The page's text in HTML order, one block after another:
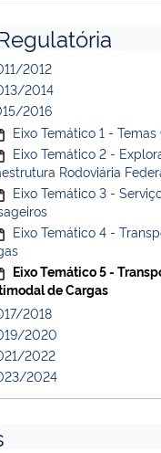
2012
2014
2016
Eixo Temático 1 - Temas
Eixo Temático 2 -
Rodoviária
Eixo Temático 3 -
Eixo Temático 4 -
Eixo Temático 5 -
de Cargas
2018
2020
2022
2024